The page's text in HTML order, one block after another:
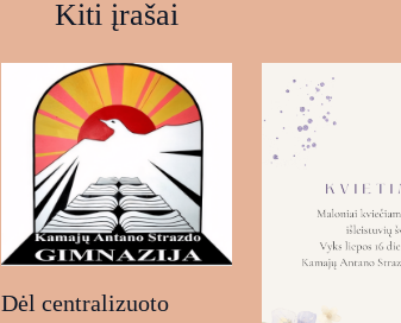
Kiti įrašai
Dėl centralizuoto